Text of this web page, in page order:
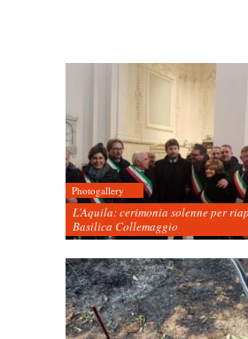
Photogallery
L’Aquila: cerimonia solenne per
Basilica Collemaggio